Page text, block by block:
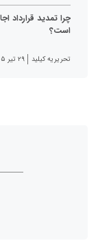
چرا تمدید قرارداد
است؟
تحریریه کیلید ۲۹ تیر ۱۴۰۵